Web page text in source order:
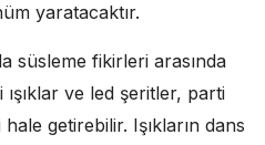
yaratacaktır.
süsleme fikirleri arasında
ve led şeritler, parti
getirebilir. Işıkların dans